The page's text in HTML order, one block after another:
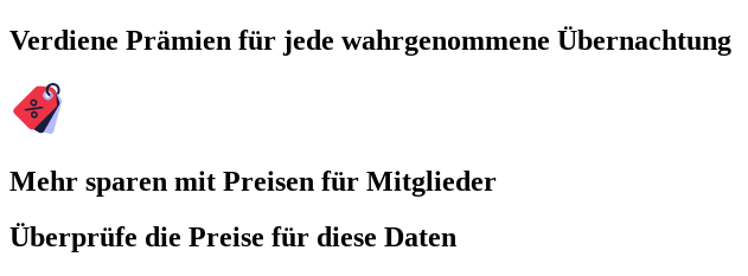
Verdiene Prämien für jede wahrgenommene Übernachtung
Mehr sparen mit Preisen für Mitglieder
Überprüfe die Preise für diese Daten